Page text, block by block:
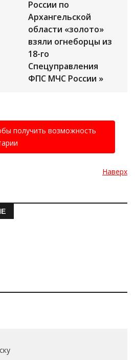
России по
Архангельской
области «золото»
взяли огнеборцы из
18-го
Спецуправления
ФПС МЧС России »
получить возможность
Наверх